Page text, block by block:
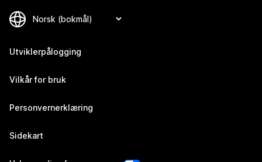
Utviklerpålogging
Vilkår for bruk
Personvernerklæring
Sidekart